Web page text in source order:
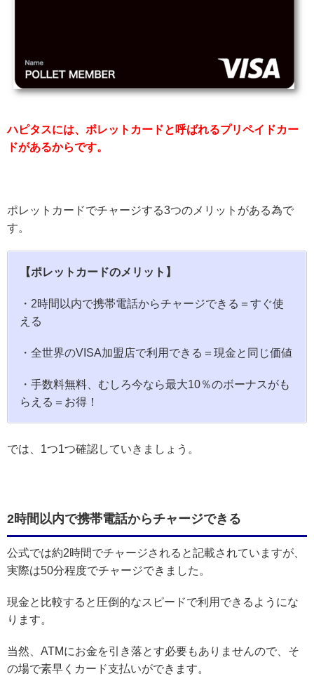
ハピタスには、ポレットカードと呼ばれるプリペイドカー
ドがあるからです。
ポレットカードでチャージする3つのメリットがある為で
す。
【ポレットカードのメリット】
・2時間以内で携帯電話からチャージできる＝すぐ使
える
・全世界のVISA加盟店で利用できる＝現金と同じ価値
・手数料無料、むしろ今なら最大10％のボーナスがも
らえる＝お得！
では、1つ1つ確認していきましょう。
2時間以内で携帯電話からチャージできる
公式では約2時間でチャージされると記載されていますが、
実際は50分程度でチャージできました。
現金と比較すると圧倒的なスピードで利用できるようにな
ります。
当然、ATMにお金を引き落とす必要もありませんので、そ
の場で素早くカード支払いができます。